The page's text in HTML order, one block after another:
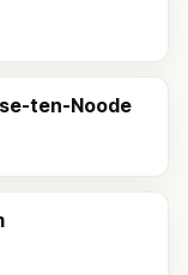
ten-Noode